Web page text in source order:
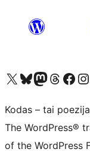
Visit our X (formerly Twitter) account
Apsilankykite mūsų Bluesky paskyroje
Visit our Mastodon account
Apsilankykite mūsų
Visit our Visit
Kodas – tai
The WordPress®
of the WordPress